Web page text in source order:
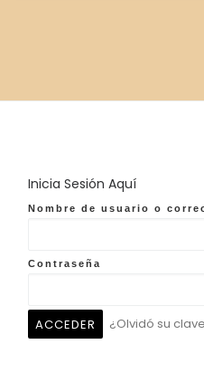
Inicia Sesión Aquí
Nombre de usuario o
Contraseña
¿Olvidó su